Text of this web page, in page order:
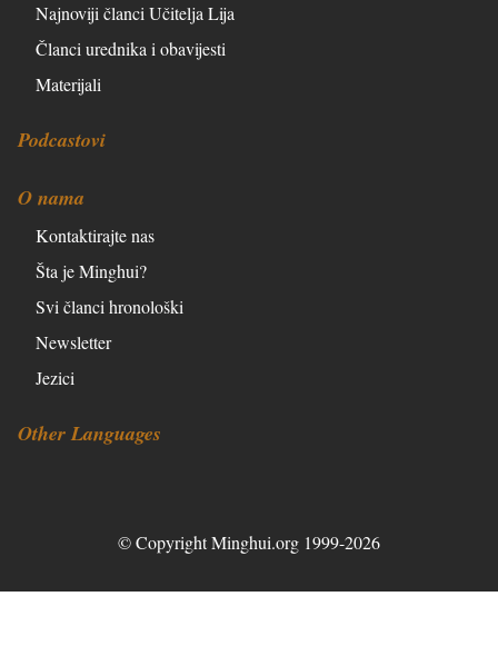
Najnoviji članci Učitelja Lija
Članci urednika i obavijesti
Materijali
Podcastovi
O nama
Kontaktirajte nas
Šta je Minghui?
Svi članci hronološki
Newsletter
Jezici
Other Languages
© Copyright Minghui.org 1999-2026